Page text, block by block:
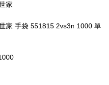
家
家 手袋 551815 2vs3n 1000 單